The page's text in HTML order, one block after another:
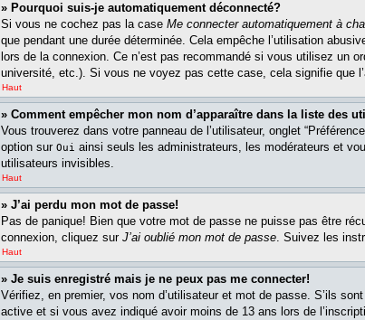
» Pourquoi suis-je automatiquement déconnecté?
Si vous ne cochez pas la case Me connecter automatiquement à
que pendant une durée déterminée. Cela empêche l’utilisation
lors de la connexion. Ce n’est pas recommandé si vous utilisez un
université, etc.). Si vous ne voyez pas cette case, cela signifie que
Haut
» Comment empêcher mon nom d’apparaître dans la liste des
Vous trouverez dans votre panneau de l’utilisateur, onglet
option sur Oui ainsi seuls les administrateurs, les modérateurs et
utilisateurs invisibles.
Haut
» J’ai perdu mon mot de passe!
Pas de panique! Bien que votre mot de passe ne puisse pas être
connexion, cliquez sur J’ai oublié mon mot de passe. Suivez les
Haut
» Je suis enregistré mais je ne peux pas me connecter!
Vérifiez, en premier, vos nom d’utilisateur et mot de passe. S’ils
active et si vous avez indiqué avoir moins de 13 ans lors de